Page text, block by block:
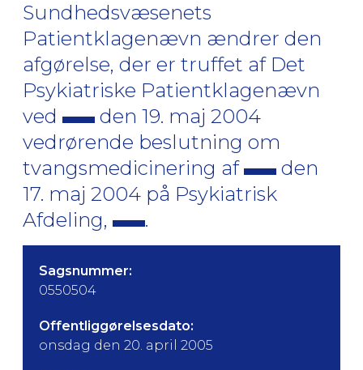
Sundhedsvæsenets
Patientklagenævn ændrer den
afgørelse, der er truffet af Det
Psykiatriske Patientklagenævn
ved
den 19. maj 2004
vedrørende beslutning om
tvangsmedicinering af
den
17. maj 2004 på Psykiatrisk
Afdeling,
.
Sagsnummer:
0550504
Offentliggørelsesdato:
onsdag den 20. april 2005